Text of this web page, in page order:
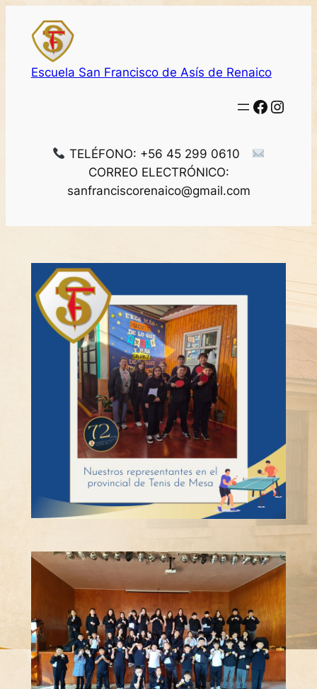
contenido
Escuela San Francisco de Asís de Renaico
TELÉFONO: +56 45 299 0610
CORREO ELECTRÓNICO:
sanfranciscorenaico@gmail.com